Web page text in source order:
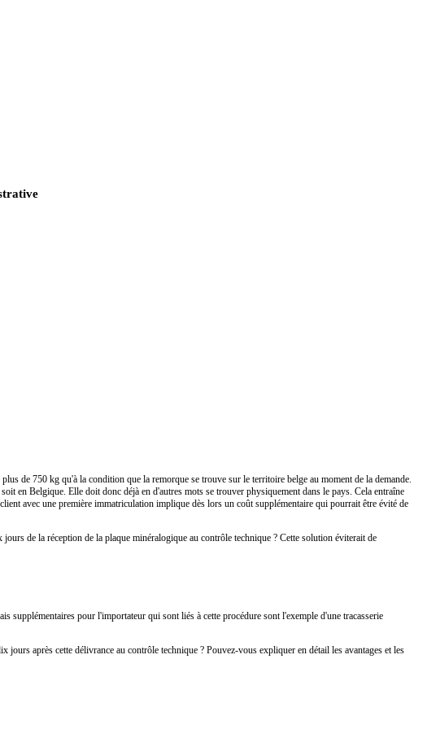
de 750 kg qu'à la condition que la remorque se trouve sur le territoire belge au moment de la demande.
en Belgique. Elle doit donc déjà en d'autres mots se trouver physiquement dans le pays. Cela entraîne
avec une première immatriculation implique dès lors un coût supplémentaire qui pourrait être évité de
de la réception de la plaque minéralogique au contrôle technique ? Cette solution éviterait de
supplémentaires pour l'importateur qui sont liés à cette procédure sont l'exemple d'une tracasserie
après cette délivrance au contrôle technique ? Pouvez-vous expliquer en détail les avantages et les